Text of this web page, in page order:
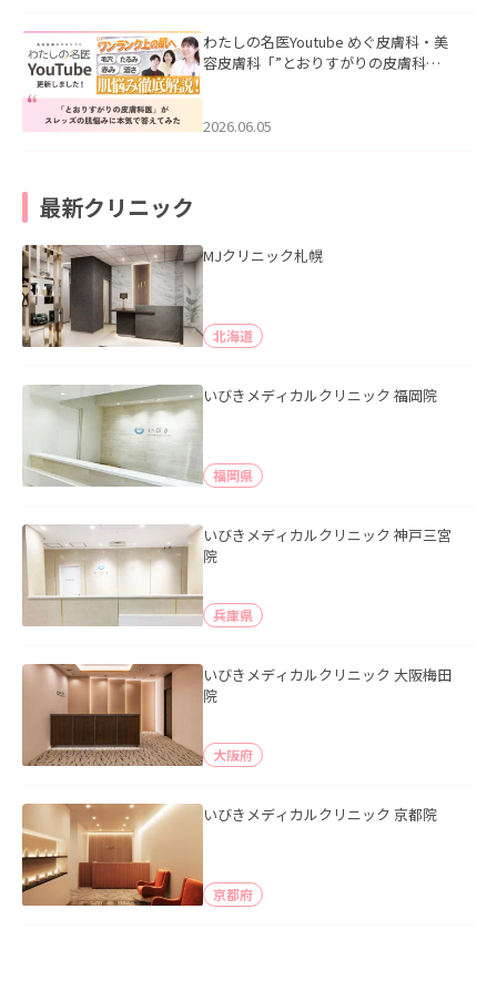
わたしの名医Youtube めぐ皮膚科・美
容皮膚科「”とおりすがりの皮膚科
2026.06.05
最新クリニック
MJクリニック札幌
北海道
いびきメディカルクリニック 福岡院
福岡県
いびきメディカルクリニック 神戸三宮
院
兵庫県
いびきメディカルクリニック 大阪梅田
院
大阪府
いびきメディカルクリニック 京都院
京都府